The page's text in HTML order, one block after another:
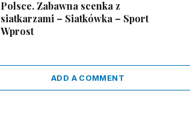
Polsce. Zabawna scenka z
siatkarzami – Siatkówka – Sport
Wprost
ADD A COMMENT